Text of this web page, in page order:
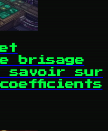
brisage
savoir sur